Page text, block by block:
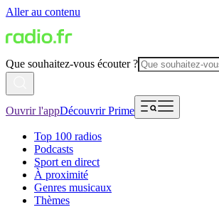
Aller au contenu
Que souhaitez-vous écouter ?
Ouvrir l'appDécouvrir Prime
Top 100 radios
Podcasts
Sport en direct
À proximité
Genres musicaux
Thèmes